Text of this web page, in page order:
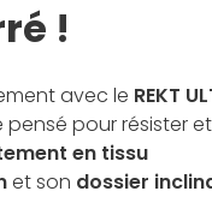
!
avec le REKT
pensé pour résister
en tissu
et son dossier